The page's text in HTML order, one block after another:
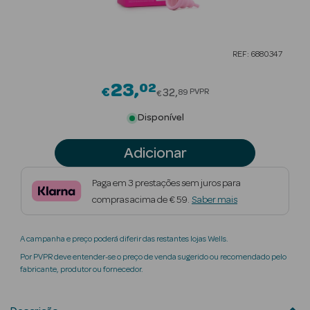
Beauty Season
Beauty Season
Maquilhagem
Beauty Season
Perfumes
REF: 6880347
€23 02Price reduced from
€32 89 PVPR
Disponível
Adicionar
Paga em 3 prestações sem juros para
compras acima de € 59. Saber mais
A campanha e preço poderá diferir das restantes lojas Wells.
Por PVPR deve entender-se o preço de venda sugerido ou recomendado pelo
fabricante, produtor ou fornecedor.